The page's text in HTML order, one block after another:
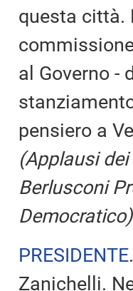
questa città.
al Governo -
pensiero a
(Applausi
Berlusconi
PRESIDENTE
Zanichelli.